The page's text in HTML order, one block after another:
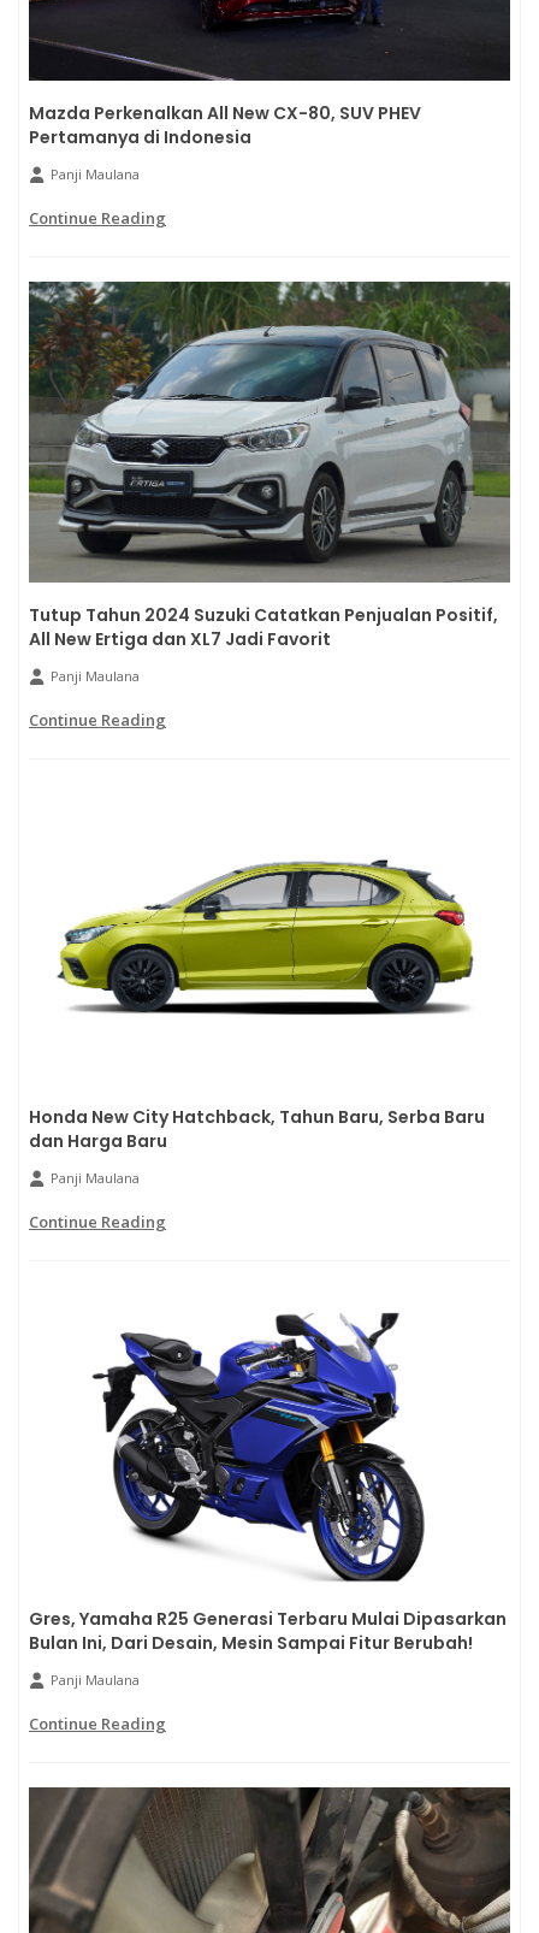
Mazda Perkenalkan All New CX-80, SUV PHEV
Pertamanya di Indonesia
Panji Maulana
Continue Reading
Tutup Tahun 2024 Suzuki Catatkan Penjualan Positif,
All New Ertiga dan XL7 Jadi Favorit
Panji Maulana
Continue Reading
Honda New City Hatchback, Tahun Baru, Serba Baru
dan Harga Baru
Panji Maulana
Continue Reading
Gres, Yamaha R25 Generasi Terbaru Mulai Dipasarkan
Bulan Ini, Dari Desain, Mesin Sampai Fitur Berubah!
Panji Maulana
Continue Reading